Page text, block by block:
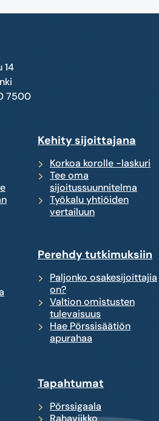
14
7500
Kehity sijoittajana
Korkoa korolle -laskuri
Tee oma
sijoitussuunnitelma
Työkalu yhtiöiden
vertailuun
Perehdy tutkimuksiin
Paljonko osakesijoittajia
on?
Valtion omistusten
tulevaisuus
Hae Pörssisäätiön
apurahaa
Tapahtumat
Pörssigaala
Rahaviikko